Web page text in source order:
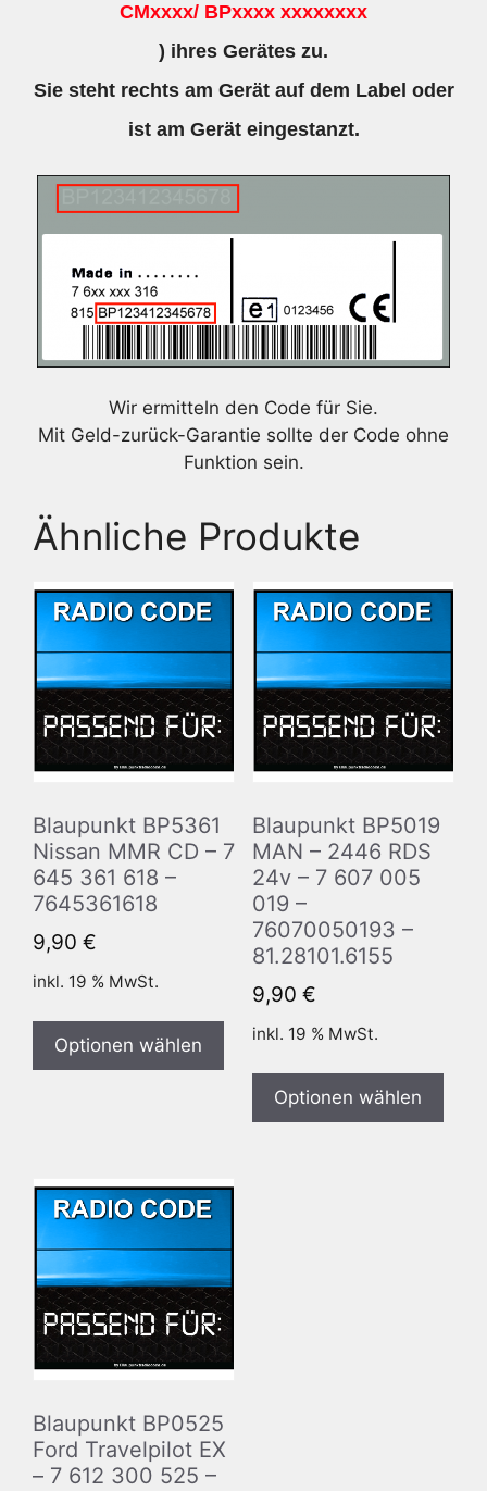
CMxxxx/ BPxxxx xxxxxxxx
) ihres Gerätes zu.
Sie steht rechts am Gerät auf dem Label oder
ist am Gerät eingestanzt.
Wir ermitteln den Code für Sie.
Mit Geld-zurück-Garantie sollte der Code ohne
Funktion sein.
Ähnliche Produkte
Blaupunkt BP5361
Nissan MMR CD – 7
645 361 618 –
7645361618
9,90 €
inkl. 19 % MwSt.
Optionen wählen
Blaupunkt BP5019
MAN – 2446 RDS
24v – 7 607 005
019 –
76070050193 –
81.28101.6155
9,90 €
inkl. 19 % MwSt.
Optionen wählen
Blaupunkt BP0525
Ford Travelpilot EX
– 7 612 300 525 –